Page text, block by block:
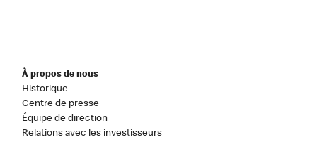
À propos de nous
Historique
Centre de presse
Équipe de direction
Relations avec les investisseurs